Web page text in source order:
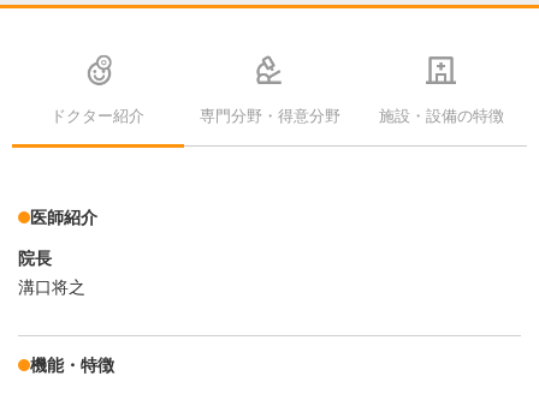
ドクター紹介 専門分野・得意分野 施設・設備の特徴
医師紹介
院長
溝口将之
機能・特徴